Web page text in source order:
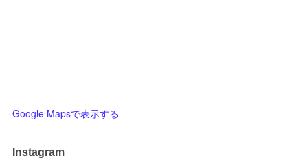
Google Mapsで表示する
Instagram